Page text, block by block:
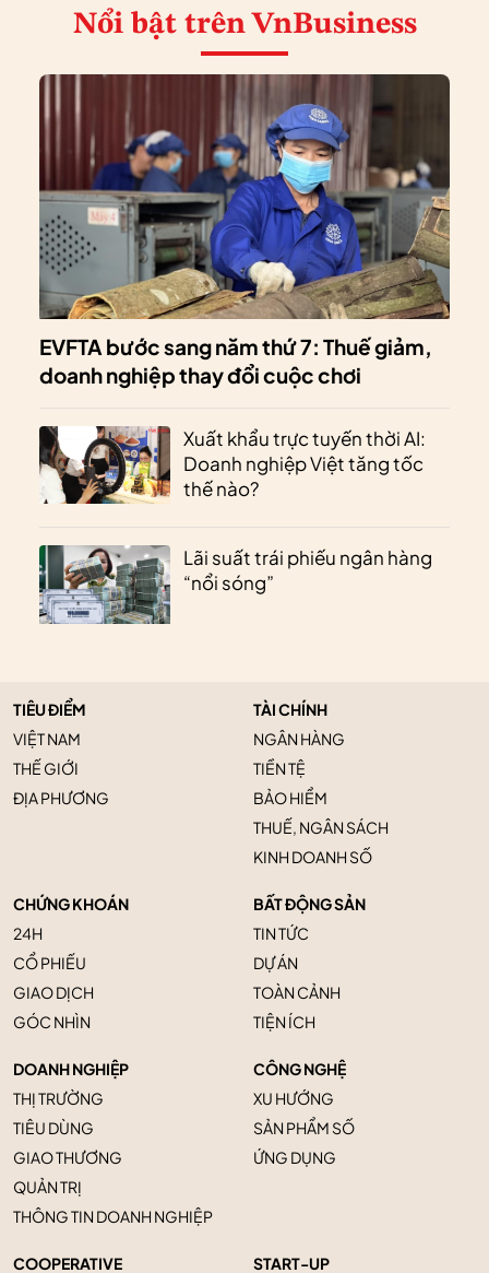
Nổi bật trên VnBusiness
EVFTA bước sang năm thứ 7: Thuế giảm,
doanh nghiệp thay đổi cuộc chơi
Xuất khẩu trực tuyến thời AI:
Doanh nghiệp Việt tăng tốc
thế nào?
Lãi suất trái phiếu ngân hàng
“nổi sóng”
TIÊU ĐIỂM
VIỆT NAM
THẾ GIỚI
ĐỊA PHƯƠNG
TÀI CHÍNH
NGÂN HÀNG
TIỀN TỆ
BẢO HIỂM
THUẾ, NGÂN SÁCH
KINH DOANH SỐ
CHỨNG KHOÁN
24H
CỔ PHIẾU
GIAO DỊCH
GÓC NHÌN
BẤT ĐỘNG SẢN
TIN TỨC
DỰ ÁN
TOÀN CẢNH
TIỆN ÍCH
DOANH NGHIỆP
THỊ TRƯỜNG
TIÊU DÙNG
GIAO THƯƠNG
QUẢN TRỊ
THÔNG TIN DOANH NGHIỆP
CÔNG NGHỆ
XU HƯỚNG
SẢN PHẨM SỐ
ỨNG DỤNG
COOPERATIVE START-UP